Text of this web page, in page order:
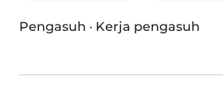
Pengasuh · Kerja pengasuh